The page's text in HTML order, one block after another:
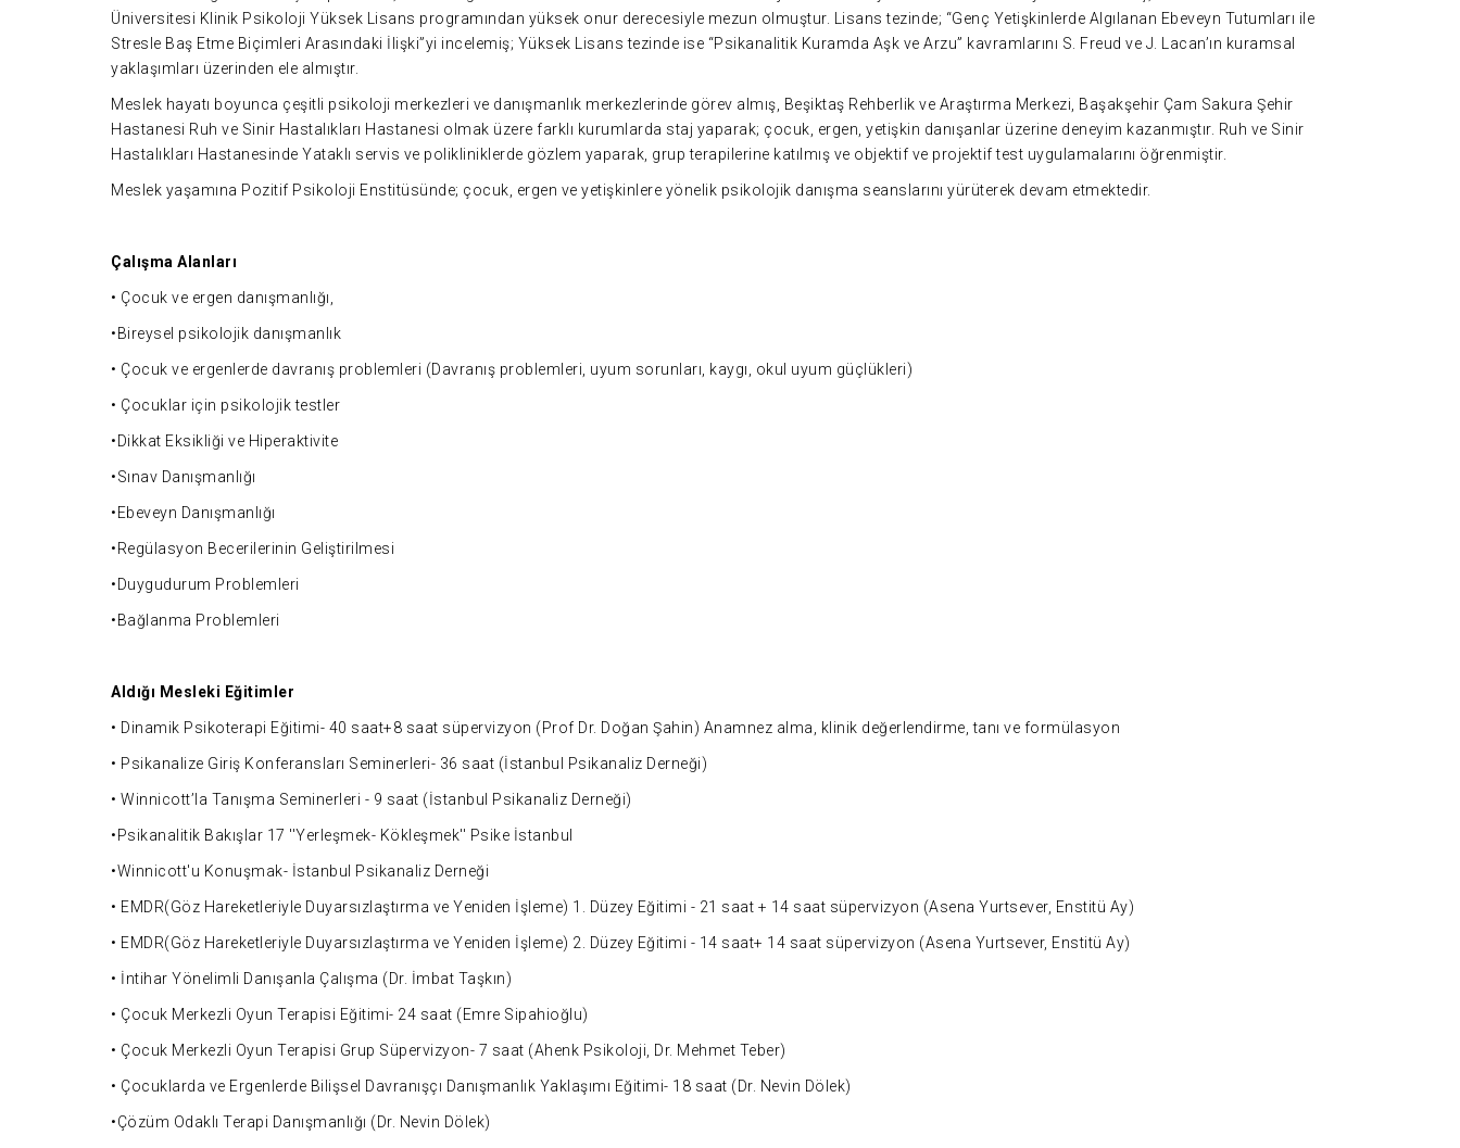
Üniversitesi Klinik Psikoloji Yüksek Lisans programından yüksek onur derecesiyle mezun olmuştur. Lisans tezinde; “Genç Yetişkinlerde Algılanan Ebeveyn Tutumları ile
Stresle Baş Etme Biçimleri Arasındaki İlişki”yi incelemiş; Yüksek Lisans tezinde ise “Psikanalitik Kuramda Aşk ve Arzu” kavramlarını S. Freud ve J. Lacan’ın kuramsal
yaklaşımları üzerinden ele almıştır.
Meslek hayatı boyunca çeşitli psikoloji merkezleri ve danışmanlık merkezlerinde görev almış, Beşiktaş Rehberlik ve Araştırma Merkezi, Başakşehir Çam Sakura Şehir
Hastanesi Ruh ve Sinir Hastalıkları Hastanesi olmak üzere farklı kurumlarda staj yaparak; çocuk, ergen, yetişkin danışanlar üzerine deneyim kazanmıştır. Ruh ve Sinir
Hastalıkları Hastanesinde Yataklı servis ve polikliniklerde gözlem yaparak, grup terapilerine katılmış ve objektif ve projektif test uygulamalarını öğrenmiştir.
Meslek yaşamına Pozitif Psikoloji Enstitüsünde; çocuk, ergen ve yetişkinlere yönelik psikolojik danışma seanslarını yürüterek devam etmektedir.
Çalışma Alanları
• Çocuk ve ergen danışmanlığı,
•Bireysel psikolojik danışmanlık
• Çocuk ve ergenlerde davranış problemleri (Davranış problemleri, uyum sorunları, kaygı, okul uyum güçlükleri)
• Çocuklar için psikolojik testler
•Dikkat Eksikliği ve Hiperaktivite
•Sınav Danışmanlığı
•Ebeveyn Danışmanlığı
•Regülasyon Becerilerinin Geliştirilmesi
•Duygudurum Problemleri
•Bağlanma Problemleri
Aldığı Mesleki Eğitimler
• Dinamik Psikoterapi Eğitimi- 40 saat+8 saat süpervizyon (Prof Dr. Doğan Şahin) Anamnez alma, klinik değerlendirme, tanı ve formülasyon
• Psikanalize Giriş Konferansları Seminerleri- 36 saat (İstanbul Psikanaliz Derneği)
• Winnicott’la Tanışma Seminerleri - 9 saat (İstanbul Psikanaliz Derneği)
•Psikanalitik Bakışlar 17 ''Yerleşmek- Kökleşmek'' Psike İstanbul
•Winnicott'u Konuşmak- İstanbul Psikanaliz Derneği
• EMDR(Göz Hareketleriyle Duyarsızlaştırma ve Yeniden İşleme) 1. Düzey Eğitimi - 21 saat + 14 saat süpervizyon (Asena Yurtsever, Enstitü Ay)
• EMDR(Göz Hareketleriyle Duyarsızlaştırma ve Yeniden İşleme) 2. Düzey Eğitimi - 14 saat+ 14 saat süpervizyon (Asena Yurtsever, Enstitü Ay)
• İntihar Yönelimli Danışanla Çalışma (Dr. İmbat Taşkın)
• Çocuk Merkezli Oyun Terapisi Eğitimi- 24 saat (Emre Sipahioğlu)
• Çocuk Merkezli Oyun Terapisi Grup Süpervizyon- 7 saat (Ahenk Psikoloji, Dr. Mehmet Teber)
• Çocuklarda ve Ergenlerde Bilişsel Davranışçı Danışmanlık Yaklaşımı Eğitimi- 18 saat (Dr. Nevin Dölek)
•Çözüm Odaklı Terapi Danışmanlığı (Dr. Nevin Dölek)